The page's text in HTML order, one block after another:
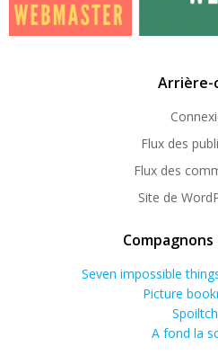
Arrière-
Flux des
Flux des
Site de
Seven impossible
Picture
A fond la